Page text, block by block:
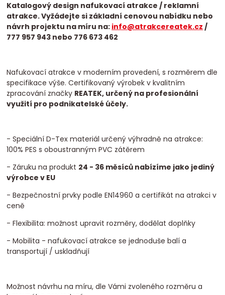
Katalogový design nafukovací atrakce / reklamní
atrakce. Vyžádejte si základní cenovou nabídku nebo
návrh projektu na míru na: info@atrakcereatek.cz /
777 957 943 nebo 776 673 462
Nafukovací atrakce v moderním provedení, s rozměrem dle
specifikace výše. Certifikovaný výrobek v kvalitním
zpracování značky REATEK, určený na profesionální
využití pro podnikatelské účely.
- Speciální D-Tex materiál určený výhradně na atrakce:
100% PES s oboustranným PVC zátěrem
- Záruku na produkt 24 - 36 měsíců nabízíme jako jediný
výrobce v EU
- Bezpečnostní prvky podle EN14960 a certifikát na atrakci v
ceně
- Flexibilita: možnost upravit rozměry, dodělat doplňky
- Mobilita - nafukovací atrakce se jednoduše balí a
transportují / uskladňují
Možnost návrhu na míru, dle Vámi zvoleného rozměru a